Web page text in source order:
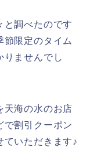
と調べたのです
節限定のタイム
りませんでし
天海の水のお店
で割引クーポン
ていただきます♪